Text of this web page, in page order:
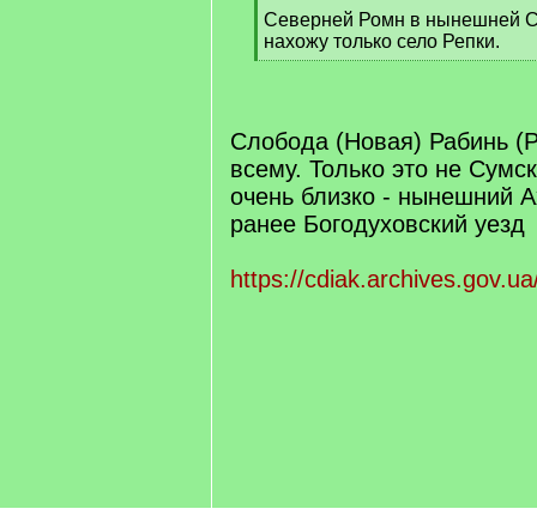
Северней Ромн в нынешней
нахожу только село Репки.
[
Слобода (Новая) Рабинь
всему. Только это не
очень близко - нынешний
ранее Богодуховский уезд
https://